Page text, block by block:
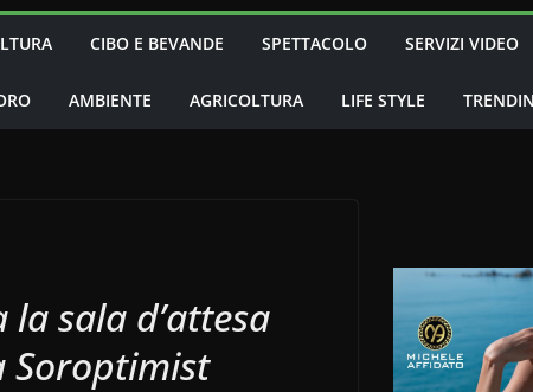
CIBO E BEVANDE SPETTACOLO SERVIZI VIDEO
AMBIENTE AGRICOLTURA LIFE STYLE
sala d’attesa
Soroptimist